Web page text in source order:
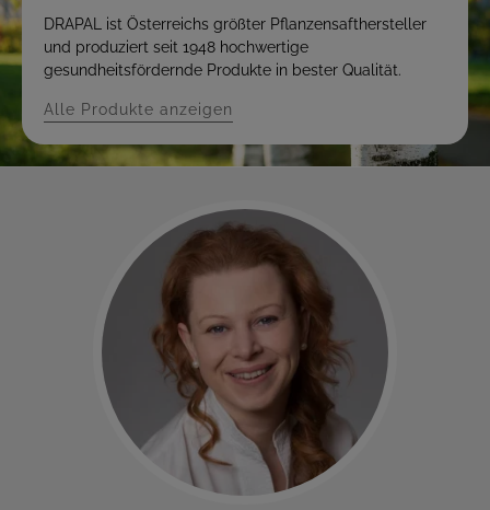
DRAPAL ist Österreichs größter Pflanzensafthersteller
und produziert seit 1948 hochwertige
gesundheitsfördernde Produkte in bester Qualität.
Alle Produkte anzeigen